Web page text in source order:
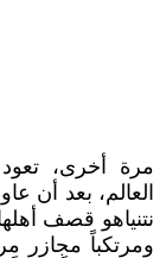
مرة أخرى،
العالم، بعد أن
نتنياهو قصف
ومرتكباً مجازر